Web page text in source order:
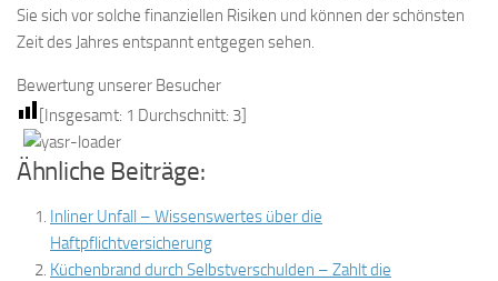
Sie sich vor solche finanziellen Risiken und können der schönsten
Zeit des Jahres entspannt entgegen sehen.
Bewertung unserer Besucher
[Insgesamt: 1 Durchschnitt: 3]
Ähnliche Beiträge:
Inliner Unfall – Wissenswertes über die
Haftpflichtversicherung
Küchenbrand durch Selbstverschulden – Zahlt die